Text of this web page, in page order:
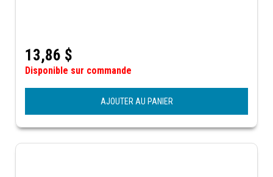
13,86 $
Disponible sur commande
AJOUTER AU PANIER